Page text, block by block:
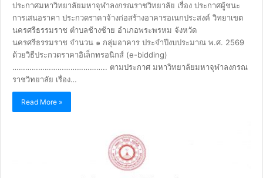
ประกาศมหาวิทยาลัยมหาจุฬาลงกรณราชวิทยาลัย เรื่อง ประกาศผู้ชนะ
การเสนอราคา ประกวดราคาจ้างก่อสร้างอาคารอเนกประสงค์ วิทยาเขต
นครศรีธรรมราช ตำบลช้างซ้าย อำเภอพระพรหม จังหวัด
นครศรีธรรมราช จำนวน ๑ กลุ่มอาคาร ประจำปีงบประมาณ พ.ศ. 2569
ด้วยวิธีประกวดราคาอิเล็กทรอนิกส์ (e-bidding)
…………………………………….. ตามประกาศ มหาวิทยาลัยมหาจุฬาลงกรณ
ราชวิทยาลัย เรื่อง…
Read More »